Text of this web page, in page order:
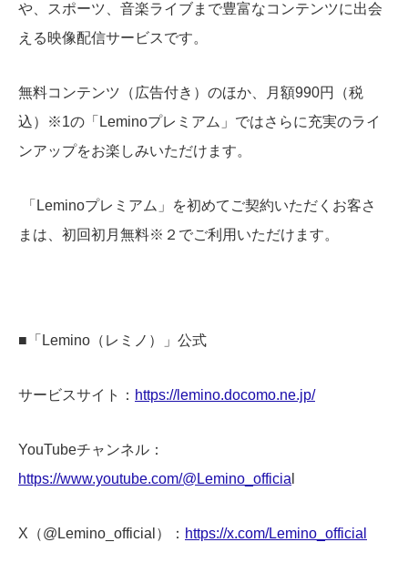
や、スポーツ、音楽ライブまで豊富なコンテンツに出会
える映像配信サービスです。
無料コンテンツ（広告付き）のほか、月額990円（税
込）※1の「Leminoプレミアム」ではさらに充実のライ
ンアップをお楽しみいただけます。
「Leminoプレミアム」を初めてご契約いただくお客さ
まは、初回初月無料※２でご利用いただけます。
■「Lemino（レミノ）」公式
サービスサイト： https://lemino.docomo.ne.jp/
YouTubeチャンネル：
https://www.youtube.com/@Lemino_officia
X（@Lemino_official）： https://x.com/Lemino_official